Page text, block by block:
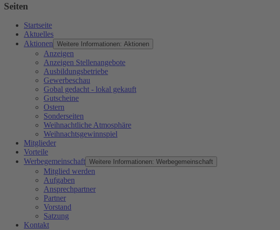
Seiten
Startseite
Aktuelles
Aktionen Weitere Informationen: Aktionen
Anzeigen
Anzeigen Stellenangebote
Ausbildungsbetriebe
Gewerbeschau
Gobal gedacht - lokal gekauft
Gutscheine
Ostern
Sonderseiten
Weihnachtliche Atmosphäre
Weihnachtsgewinnspiel
Mitglieder
Vorteile
Werbegemeinschaft Weitere Informationen: Werbegemeinschaft
Mitglied werden
Aufgaben
Ansprechpartner
Partner
Vorstand
Satzung
Kontakt